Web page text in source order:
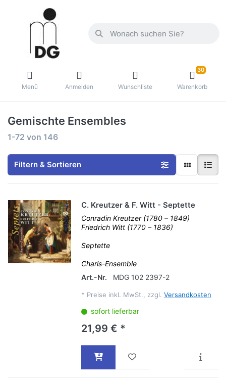
Menü Anmelden Wunschliste
30
Warenkorb
Gemischte Ensembles
1-72 von 146
Filtern & Sortieren
C. Kreutzer & F. Witt - Septette
Conradin Kreutzer (1780 – 1849)
Friedrich Witt (1770 – 1836)
Septette
Charis-Ensemble
Art.-Nr.
MDG 102 2397-2
* Preise inkl. MwSt., zzgl. Versandkosten
sofort lieferbar
21,99 € *